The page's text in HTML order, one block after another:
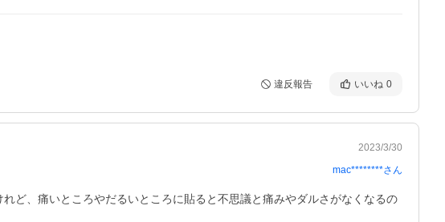
違反報告 いいね 0
2023/3/30
mac********さん
ど、痛いところやだるいところに貼ると不思議と痛みやダルさがなくなるの